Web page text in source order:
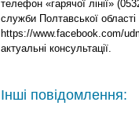
телефон «гарячої лінії»
служби Полтавської
https://www.facebook.com/
актуальні консультації.
Інші повідомлення: